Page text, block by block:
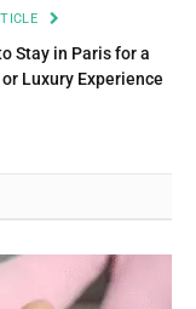
Stay in Paris for a
Luxury Experience